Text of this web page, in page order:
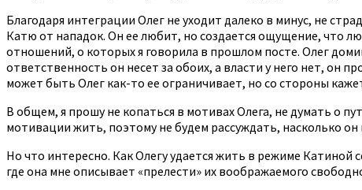
Благодаря интеграции Олег не уходит далеко в минус, не
Катю от нападок. Он ее любит, но создается ощущение, что
отношений, о которых я говорила в прошлом посте. Олег
ответственность он несет за обоих, а власти у него нет, он
может быть Олег как-то ее ограничивает, но со стороны
В общем, я прошу не копаться в мотивах Олега, не думать о
мотивации жить, поэтому не будем рассуждать, насколько
Но что интересно. Как Олегу удается жить в режиме Катиной
где она мне описывает «прелести» их воображаемого